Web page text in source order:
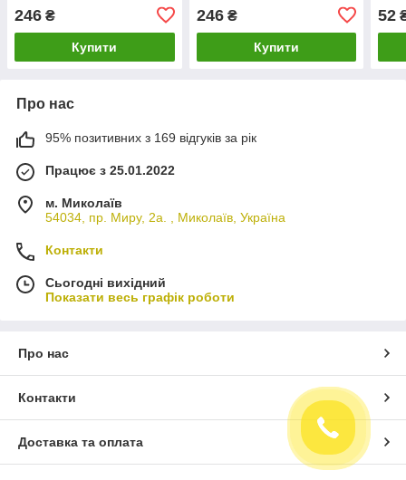
246 ₴
Купити
246₴
Купити
52
Про нас
95% позитивних з 169 відгуків за рік
Працює з 25.01.2022
м. Миколаїв
54034, пр. Миру, 2а. , Миколаїв, Україна
Контакти
Сьогодні вихідний
Показати весь графік роботи
Про нас
Контакти
Доставка та оплата